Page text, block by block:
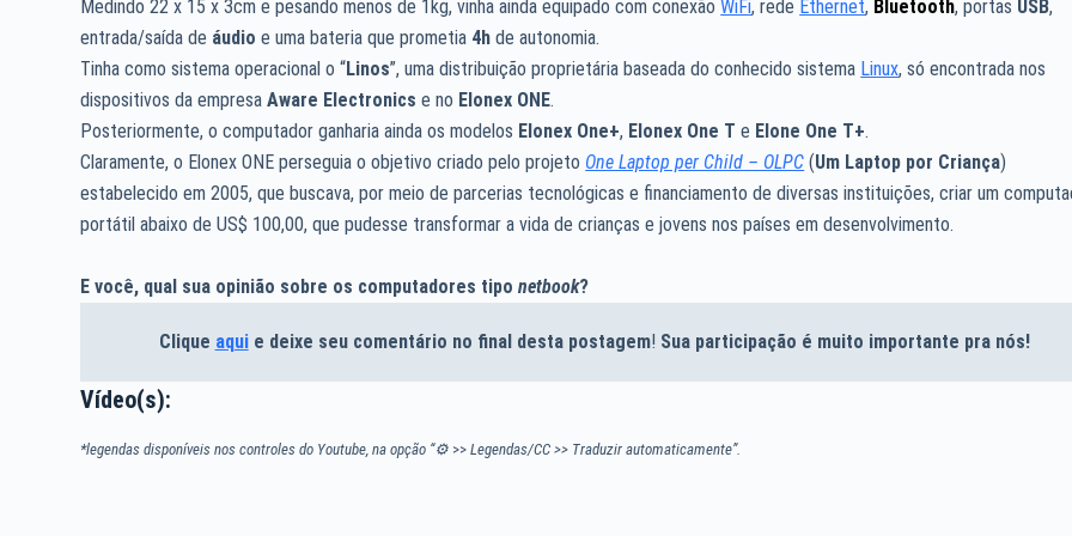
Medindo 22 x 15 x 3cm e pesando menos de 1kg, vinha ainda equipado com conexãoWiFi, rede Ethernet, Bluetooth, portas USB,
entrada/saída de áudioe uma bateria que prometia 4hde autonomia.
Tinha como sistema operacional o “Linos”, uma distribuição proprietária baseada do conhecido sistema Linux, só encontrada nos
dispositivos da empresaAware Electronics e no Elonex ONE.
Posteriormente, o computador ganharia ainda os modelos Elonex One+, Elonex One T e Elone One T+.
Claramente, o Elonex ONE perseguia o objetivo criado pelo projeto One Laptop per Child – OLPC (Um Laptop por Criança)
estabelecido em 2005, que buscava, por meio de parcerias tecnológicas e financiamento de diversas instituições, criar um
portátil abaixo de US$ 100,00, que pudesse transformar a vida de crianças e jovens nos países em desenvolvimento.
E você, qual sua opinião sobre os computadores tiponetbook?
Clique aquie deixe seu comentário no final desta postagem! Sua participação é muito importante pra nós!
Vídeo(s):
*legendas disponíveis nos controles do Youtube, na opção “⚙ >>Legendas/CC >> Traduzir automaticamente”.